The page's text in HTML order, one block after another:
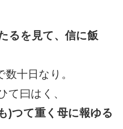
るを見て、信に飯
十日なり。
て曰はく、
)つて重く母に報ゆる